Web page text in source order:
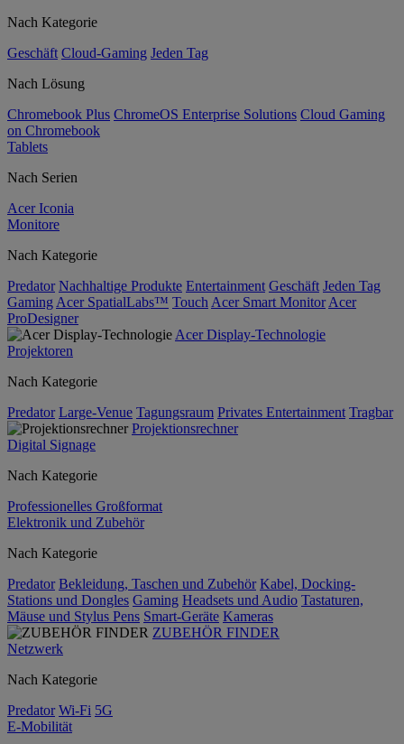
Nach Kategorie
Geschäft Cloud-Gaming Jeden Tag
Nach Lösung
Chromebook Plus ChromeOS Enterprise Solutions Cloud Gaming
on Chromebook
Tablets
Nach Serien
Acer Iconia
Monitore
Nach Kategorie
Predator Nachhaltige Produkte Entertainment Geschäft Jeden Tag
Gaming Acer SpatialLabs™ Touch Acer Smart Monitor Acer
ProDesigner
Acer Display-Technologie
Projektoren
Nach Kategorie
Predator Large-Venue Tagungsraum Privates Entertainment Tragbar
Projektionsrechner
Digital Signage
Nach Kategorie
Professionelles Großformat
Elektronik und Zubehör
Nach Kategorie
Predator Bekleidung, Taschen und Zubehör Kabel, Docking-
Stations und Dongles Gaming Headsets und Audio Tastaturen,
Mäuse und Stylus Pens Smart-Geräte Kameras
ZUBEHÖR FINDER
Netzwerk
Nach Kategorie
Predator Wi-Fi 5G
E-Mobilität